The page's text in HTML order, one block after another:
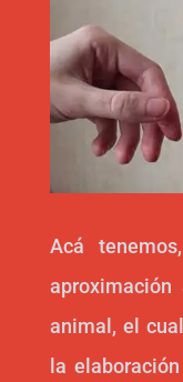
Acá
animal, el
la